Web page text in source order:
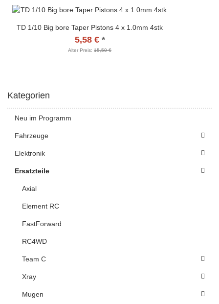
TD 1/10 Big bore Taper Pistons 4 x 1.0mm 4stk
5,58 € *
Alter Preis: 15,50 €
Kategorien
Neu im Programm
Fahrzeuge
Elektronik
Ersatzteile
Axial
Element RC
FastForward
RC4WD
Team C
Xray
Mugen